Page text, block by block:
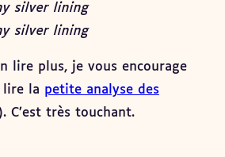
silver lining
silver lining
lire plus, je vous encourage
lire la petite analyse des
C’est très touchant.